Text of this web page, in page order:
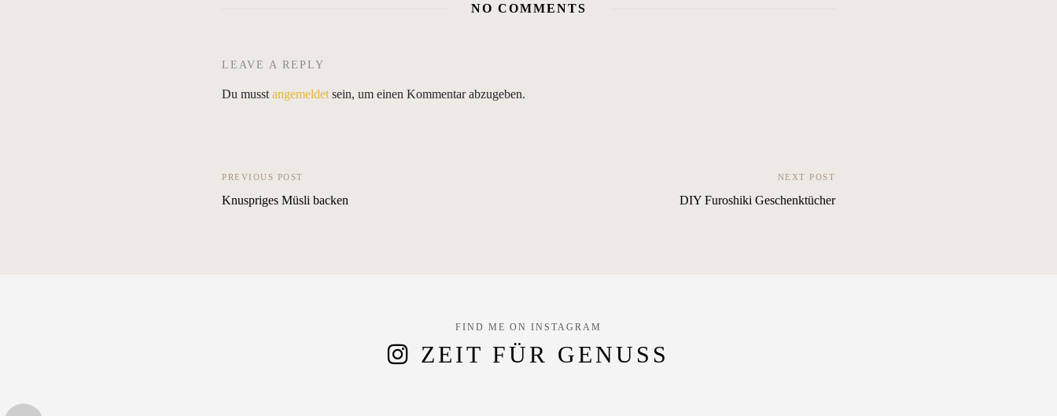
NO COMMENTS
LEAVE A REPLY
Du musst angemeldet sein, um einen Kommentar abzugeben.
PREVIOUS POST
Knuspriges Müsli backen
NEXT POST
DIY Furoshiki Geschenktücher
FIND ME ON INSTAGRAM
ZEIT FÜR GENUSS